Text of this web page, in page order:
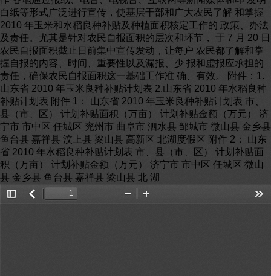
白纸等形式广泛进行宣传，使基层干部和广大农民了解 和掌握
2010 年玉米和水稻良种补贴及种植面积核定工作的 政策、办法
及责任。尤其是针对农民自报面积的层次和环节， 于 7 月 20 日
农民自报面积截止日前集中宣传发动，让每户 农民都了解和掌
握自报的内容、时间、重要性以及漏报、少 报和虚报应承担的
责任，确保农民自报面积这一基础工作准 确、有效。 附件：1.
山东省 2010 年玉米良种补贴计划表 2.山东省 2010 年水稻良种
补贴计划表 附件 1： 山东省 2010 年玉米良种补贴计划表 市、
县（市、区） 计划补贴面积（万亩） 计划补贴金额（万元） 济
宁市 市中区 任城区 兖州市 曲阜市 泗水县 邹城市 微山县 金乡县
鱼台县 嘉祥县 汶上县 梁山县 高新区 北湖度假区 附件 2： 山东
省 2010 年水稻良种补贴计划表 市、县（市、区） 计划补贴面
积（万亩） 计划补贴金额（万元） 济宁市 市中区 任城区 微山
县 金乡县 鱼台县 嘉祥县 梁山县 北 湖
Toggle返
Zoom